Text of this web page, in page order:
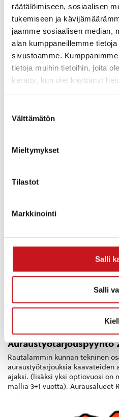
räätälöimiseen, sosiaalisen
tukemiseen ja
jaamme sosiaalisen median,
alan kumppaneillemme
sivustoamme.
tietoja muihin tietoihin, joita
kerätty, kun olet käyttänyt
valinta
Välttämätön
Mieltymykset
Tilastot
Markkinointi
Salli
Salli
ASUMINEN JA YMPÄRISTÖ
28.5.2026 — 14:32
Elinvoimaa ja
joka päivä!
elinkeinoasiantuntijana. Olen
lähtien huomata, että
Auraustyötarjouspyyntö
Rautalammin kunnan tekninen
auraustyötarjouksia kaavateiden
ajaksi. (lisäksi yksi optiovuosi on
mallia 3+1 vuotta). Aurausalueet